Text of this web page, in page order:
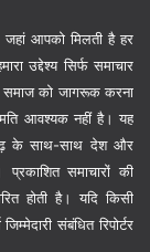
जहां आपको मिलती है हर
उद्देश्य सिर्फ समाचार
समाज को जागरूक करना
आवश्यक नहीं है। यह
के साथ-साथ देश और
समाचारों की
होती है। यदि किसी
संबंधित रिपोर्टर